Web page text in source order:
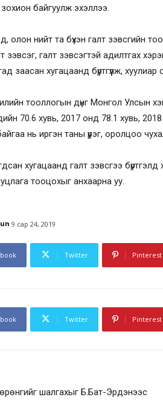
байгуулж эхэллээ.
олон нийт та бүхэн галт зэвсгийн
зэвсэг, галт зэвсэгтэй адилтгах
заасан хугацаанд бүртгүүлж, хуулиар
тооллогын дүнг Монгол Улсын
70.6 хувь, 2017 онд 78.1 хувь,
байгаа нь иргэн таны үүрэг, оролцоо
хугацаанд галт зэвсгээ
тооцохыг анхаарна уу.
9 сар 24, 2019
Twitter Pinterest
Twitter Pinterest
шалгахыг Б.Бат-Эрдэнээс